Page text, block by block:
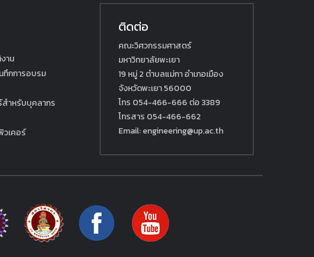
าน
ทึกการอบรม
ำหรับบุคลากร
วเคอร์
ติดต่อ
คณะวิศวกรรมศาสตร์
มหาวิทยาลัยพะเยา
19 หมู่ 2 ตำบลแม่กา อำเภอเมือง
จังหวัดพะเยา 56000
โทร 054-466-666 ต่อ 3389
โทรสาร 054-466-662
Email: engineering@up.ac.th